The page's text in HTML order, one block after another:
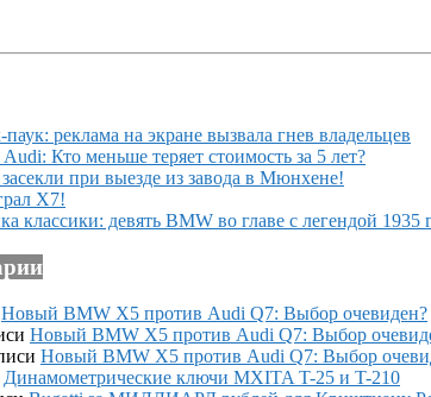
реклама на экране вызвала гнев владельцев
Кто меньше теряет стоимость за 5 лет?
при выезде из завода в Мюнхене!
X7!
классики: девять BMW во главе с легендой 1935
Новый BMW X5 против Audi Q7: Выбор очевиден?
Новый BMW X5 против Audi Q7: Выбор
Новый BMW X5 против Audi Q7: Выбор
Динамометрические ключи MXITA T-25 и T-210